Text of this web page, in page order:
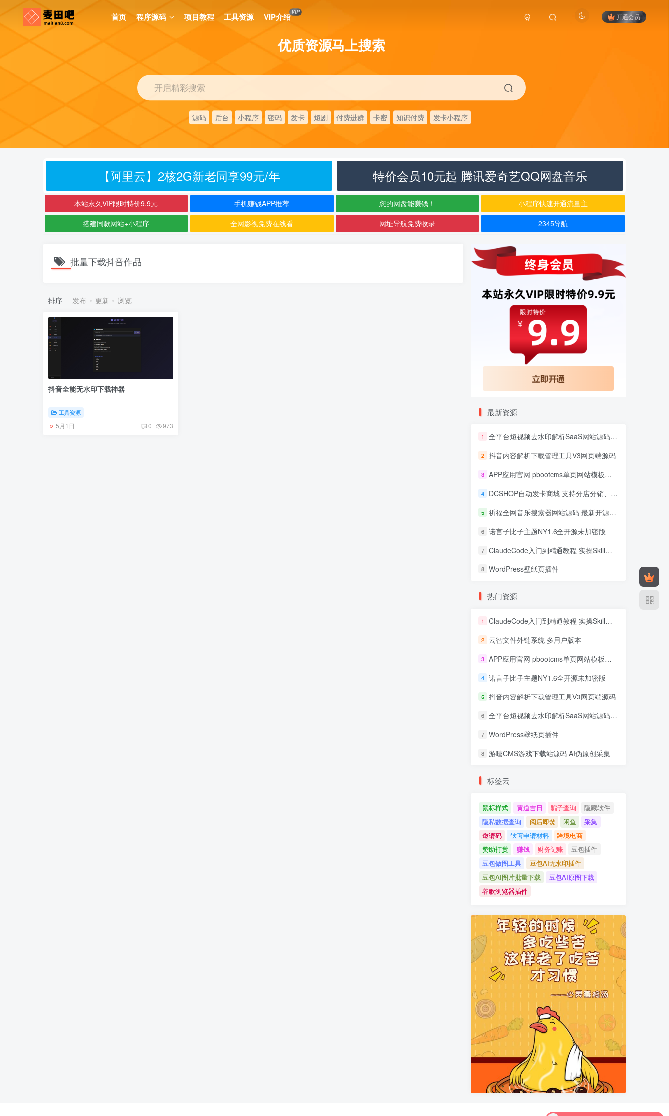
首页 程序源码 项目教程 工具资源 VIP介绍VIP
开通会员
优质资源马上搜索
开启精彩搜索
源码 后台 小程序 密码 发卡 短剧 付费进群 卡密 知识付费 发卡小程序
【阿里云】2核2G新老同享99元/年 特价会员10元起 腾讯爱奇艺QQ网盘音乐
本站永久VIP限时特价9.9元 手机赚钱APP推荐 您的网盘能赚钱！ 小程序快速开通流量主
搭建同款网站+小程序 全网影视免费在线看 网址导航免费收录 2345导航
批量下载抖音作品
排序 发布 更新 浏览
抖音全能无水印下载神器
工具资源
5月1日 0 973
最新资源
1 全平台短视频去水印解析SaaS网站源码 去水印api总站开源版本
2 抖音内容解析下载管理工具V3网页端源码
3 APP应用官网 pbootcms单页网站模板源码
4 DCSHOP自动发卡商城 支持分店分销、实物发货、自带博客
5 祈福全网音乐搜索器网站源码 最新开源修复版
6 诺言子比子主题NY1.6全开源未加密版
7 ClaudeCode入门到精通教程 实操Skill开发+企业级插件
8 WordPress壁纸页插件
热门资源
1 ClaudeCode入门到精通教程 实操Skill开发+企业级插件
2 云智文件外链系统 多用户版本
3 APP应用官网 pbootcms单页网站模板源码
4 诺言子比子主题NY1.6全开源未加密版
5 抖音内容解析下载管理工具V3网页端源码
6 全平台短视频去水印解析SaaS网站源码 去水印api总站开源版本
7 WordPress壁纸页插件
8 游嘻CMS游戏下载站源码 AI伪原创采集
标签云
鼠标样式 黄道吉日 骗子查询
隐藏软件
隐私数据查询
阅后即焚 闲鱼
采集
邀请码
软著申请材料
跨境电商
赞助打赏
赚钱 财务记账
豆包插件
豆包做图工具
豆包AI无水印插件
豆包AI图片批量下载
豆包AI原图下载
谷歌浏览器插件